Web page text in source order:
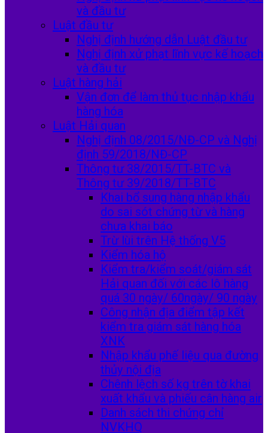
và đầu tư
Luật đầu tư
Nghị định hướng dẫn Luật đầu tư
Nghị định xử phạt lĩnh vực kế hoạch
và đầu tư
Luật hàng hải
Vận đơn để làm thủ tục nhập khẩu
hàng hóa
Luật Hải quan
Nghị định 08/2015/NĐ-CP và Nghị
định 59/2018/NĐ-CP
Thông tư 38/2015/TT-BTC và
Thông tư 39/2018/TT-BTC
Khai bổ sung hàng nhập khẩu
do sai sót chứng từ và hàng
chưa khai báo
Trừ lùi trên Hệ thống V5
Kiểm hóa hộ
Kiểm tra/kiểm soát/giám sát
Hải quan đối với các lô hàng
quá 30 ngày/ 60ngày/ 90 ngày
Công nhận địa điểm tập kết
kiểm tra giám sát hàng hóa
XNK
Nhập khẩu phế liệu qua đường
thủy nội địa
Chênh lệch số kg trên tờ khai
xuất khẩu và phiếu cân hàng air
Danh sách thi chứng chỉ
NVKHQ